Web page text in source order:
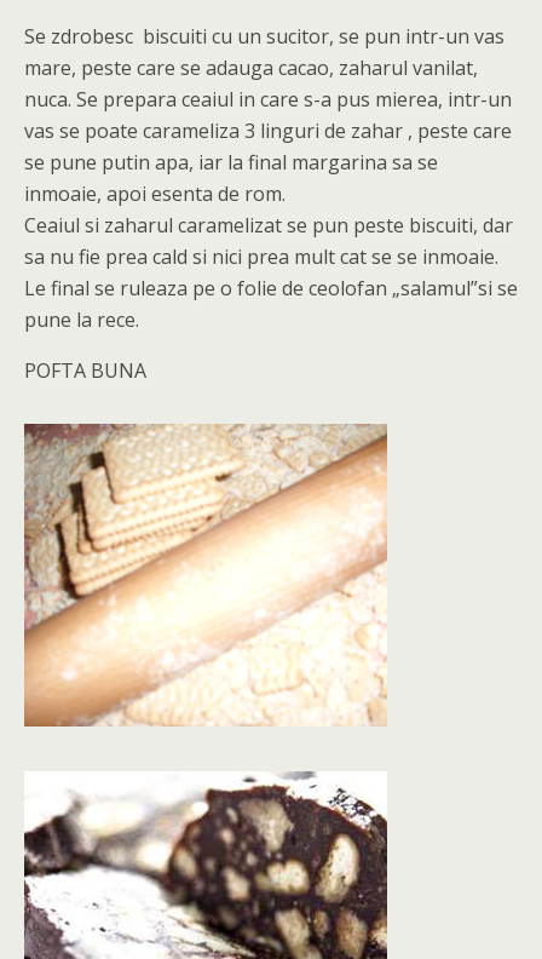
Se zdrobesc biscuiti cu un sucitor, se pun intr-un vas
mare, peste care se adauga cacao, zaharul vanilat,
nuca. Se prepara ceaiul in care s-a pus mierea, intr-un
vas se poate carameliza 3 linguri de zahar , peste care
se pune putin apa, iar la final margarina sa se
inmoaie, apoi esenta de rom.
Ceaiul si zaharul caramelizat se pun peste biscuiti, dar
sa nu fie prea cald si nici prea mult cat se se inmoaie.
Le final se ruleaza pe o folie de ceolofan „salamul”si se
pune la rece.
POFTA BUNA